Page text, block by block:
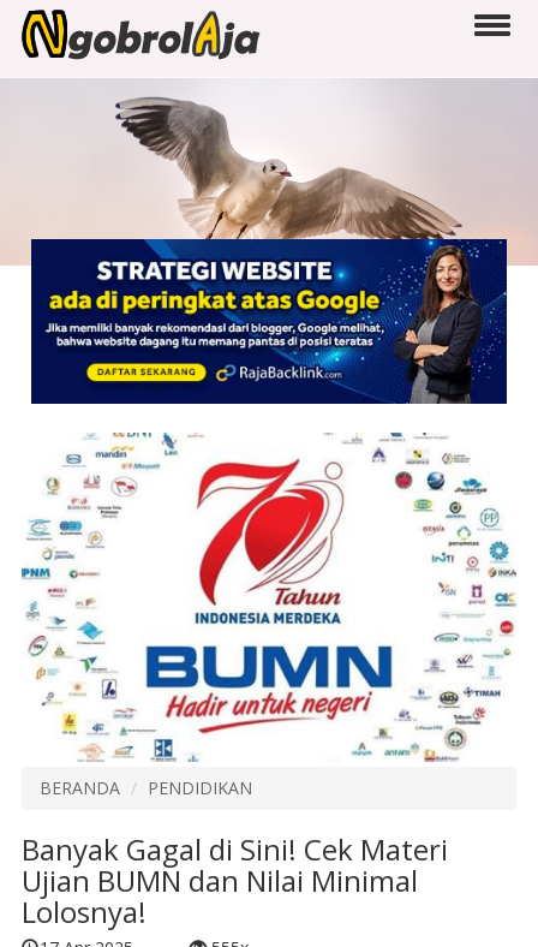
BERANDA PENDIDIKAN
Banyak Gagal di Sini! Cek Materi
Ujian BUMN dan Nilai Minimal
Lolosnya!